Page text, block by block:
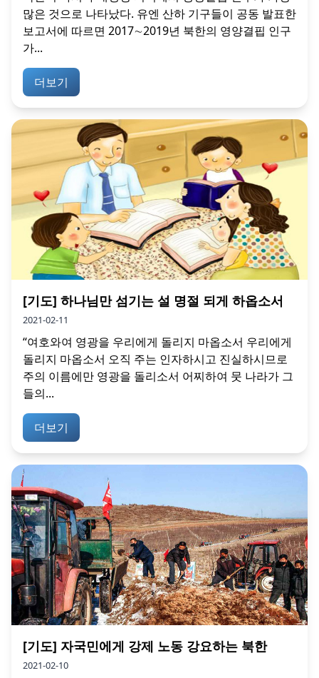
많은 것으로 나타났다. 유엔 산하 기구들이 공동 발표한
보고서에 따르면 2017∼2019년 북한의 영양결핍 인구
가...
더보기
[기도] 하나님만 섬기는 설 명절 되게 하옵소서
2021-02-11
“여호와여 영광을 우리에게 돌리지 마옵소서 우리에게
돌리지 마옵소서 오직 주는 인자하시고 진실하시므로
주의 이름에만 영광을 돌리소서 어찌하여 뭇 나라가 그
들의...
더보기
[기도] 자국민에게 강제 노동 강요하는 북한
2021-02-10